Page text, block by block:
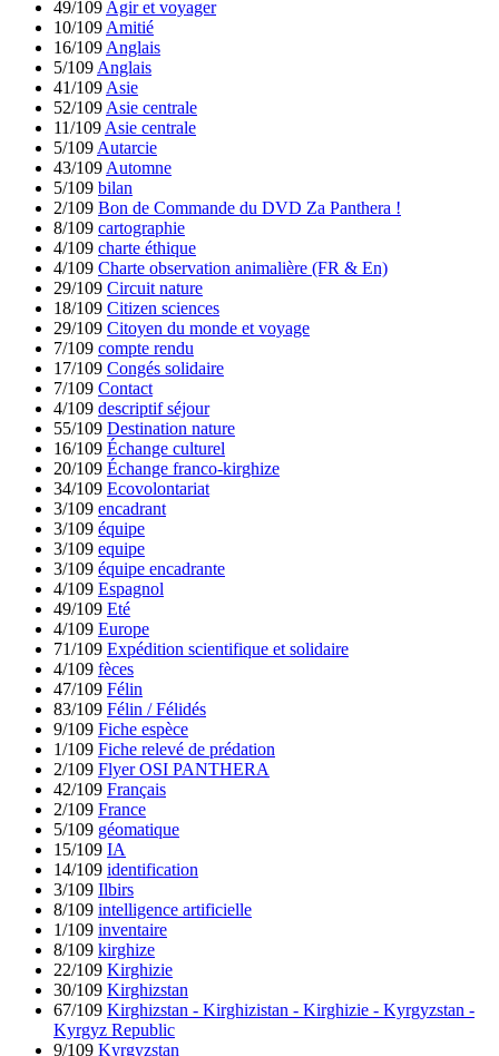
49/109 Agir et voyager
10/109 Amitié
16/109 Anglais
5/109 Anglais
41/109 Asie
52/109 Asie centrale
11/109 Asie centrale
5/109 Autarcie
43/109 Automne
5/109 bilan
2/109 Bon de Commande du DVD Za Panthera !
8/109 cartographie
4/109 charte éthique
4/109 Charte observation animalière (FR & En)
29/109 Circuit nature
18/109 Citizen sciences
29/109 Citoyen du monde et voyage
7/109 compte rendu
17/109 Congés solidaire
7/109 Contact
4/109 descriptif séjour
55/109 Destination nature
16/109 Échange culturel
20/109 Échange franco-kirghize
34/109 Ecovolontariat
3/109 encadrant
3/109 équipe
3/109 equipe
3/109 équipe encadrante
4/109 Espagnol
49/109 Eté
4/109 Europe
71/109 Expédition scientifique et solidaire
4/109 fèces
47/109 Félin
83/109 Félin / Félidés
9/109 Fiche espèce
1/109 Fiche relevé de prédation
2/109 Flyer OSI PANTHERA
42/109 Français
2/109 France
5/109 géomatique
15/109 IA
14/109 identification
3/109 Ilbirs
8/109 intelligence artificielle
1/109 inventaire
8/109 kirghize
22/109 Kirghizie
30/109 Kirghizstan
67/109 Kirghizstan - Kirghizistan - Kirghizie - Kyrgyzstan -
Kyrgyz Republic
9/109 Kyrgyzstan